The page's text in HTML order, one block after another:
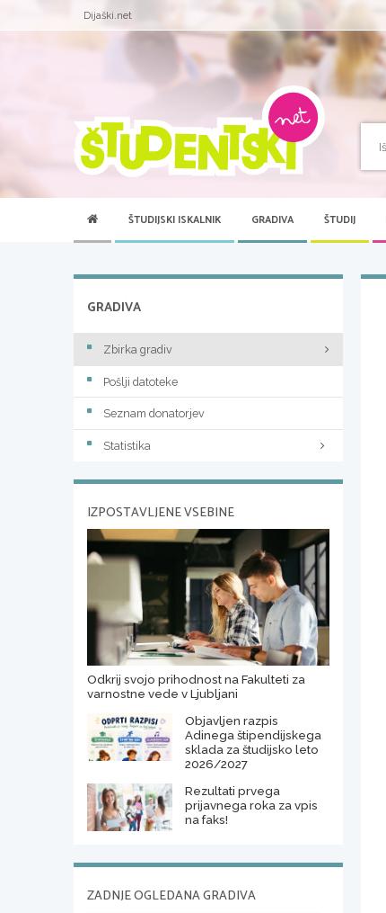
Dijaški.net
ŠTUDIJSKI ISKALNIK GRADIVA ŠTUDIJ
GRADIVA
Zbirka gradiv
Pošlji datoteke
Seznam donatorjev
Statistika
IZPOSTAVLJENE VSEBINE
Odkrij svojo prihodnost na Fakulteti za
varnostne vede v Ljubljani
Objavljen razpis
Adinega štipendijskega
sklada za študijsko leto
2026/2027
Rezultati prvega
prijavnega roka za vpis
na faks!
ZADNJE OGLEDANA GRADIVA